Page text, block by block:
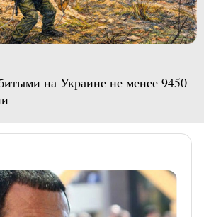
на Украине не менее 9450